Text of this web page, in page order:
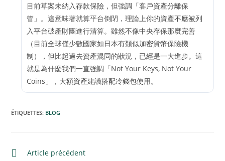
目前草案未納入存款保險，但強調「客戶資產分離保
管」。這意味著就算平台倒閉，理論上你的資產不應被列
入平台破產財團進行清算。雖然不像中央存保那麼完善
（目前全球僅少數國家如日本有類似加密貨幣保險機
制），但比起過去資產混同的狀況，已經是一大進步。這
就是為什麼我們一直強調「Not Your Keys, Not Your
Coins」，大額資產建議搭配冷錢包使用。
ÉTIQUETTES: BLOG
Article précédent